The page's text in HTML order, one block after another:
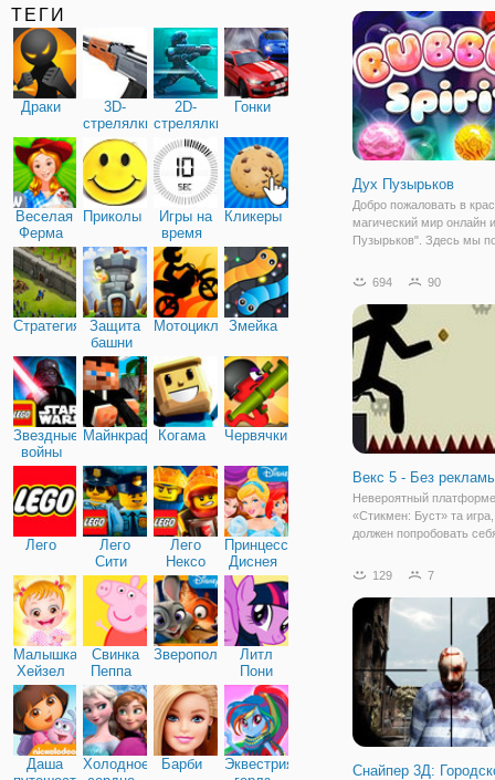
ТЕГИ
Драки
3D-
стрелялки
2D-
стрелялки
Гонки
Веселая
Ферма
Приколы
Игры на
время
Кликеры
Стратегия
Защита
башни
МотоциклыЗмейка
Звездные
войны
МайнкрафтКогама Червячки
Лего
Лего
Сити
Лего
Нексо
Найтс
Принцессы
Диснея
Малышка
Хейзел
Свинка
Пеппа
Зверополис
Литл
Пони
Дружба
Даша
Холодное
Барби
Эквестрия
Дух Пузырьков
Добро пожаловать в
магический мир онлайн
Пузырьков". Здесь мы
пузырьки на свои
уничтожать шарики,
расположенные на
694 90
Векс 5 - Без
Невероятный
«Стикмен: Буст» та
должен попробовать
Стикмены всегда
исключение. Человек-
оказался в
129 7
Снайпер 3Д: